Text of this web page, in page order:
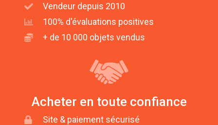
Vendeur depuis 2010
100% d'évaluations positives
+ de 10 000 objets vendus
Acheter en toute confiance
Site & paiement sécurisé